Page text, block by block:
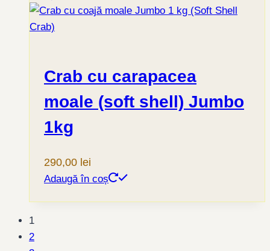
Crab cu carapacea
moale (soft shell) Jumbo
1kg
290,00 lei
Adaugă în coș
1
2